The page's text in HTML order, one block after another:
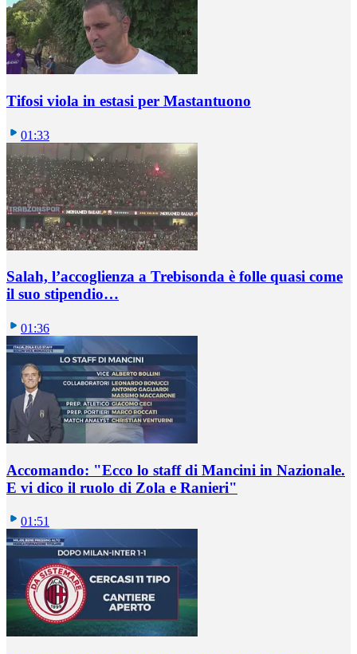
Tifosi viola in estasi per Mastantuono
01:33
Salah, l’accoglienza a Trebisonda è folle quasi come
il suo stipendio…
01:36
Accomando: "Ecco lo staff di Mancini in Nazionale.
E vi dico il ruolo di Zola e Ranieri"
01:51